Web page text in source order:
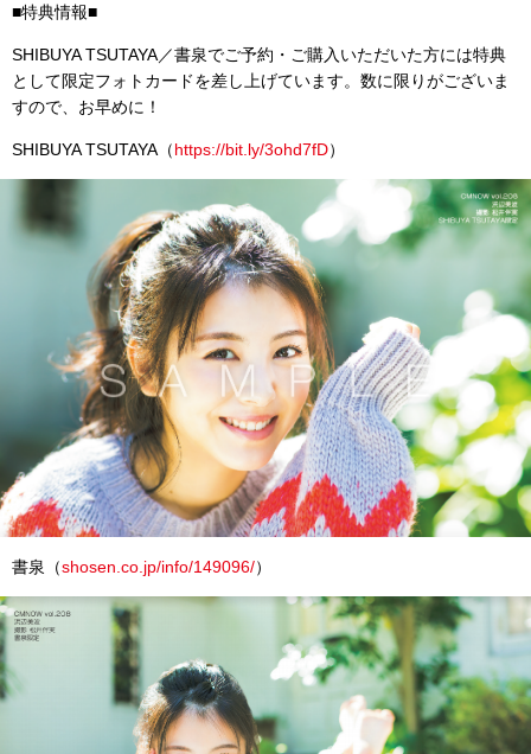
■特典情報■
SHIBUYA TSUTAYA／書泉でご予約・ご購入いただいた方には特典
として限定フォトカードを差し上げています。数に限りがございま
すので、お早めに！
SHIBUYA TSUTAYA（https://bit.ly/3ohd7fD）
書泉（shosen.co.jp/info/149096/）